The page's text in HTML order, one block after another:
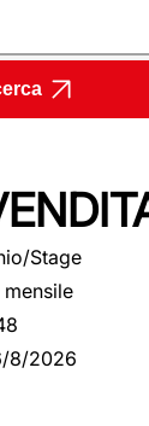
Stage
8/2026